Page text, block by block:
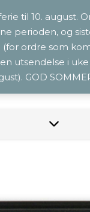
til 10. august.
perioden, og
(for ordre som
utsendelse i uke
GOD